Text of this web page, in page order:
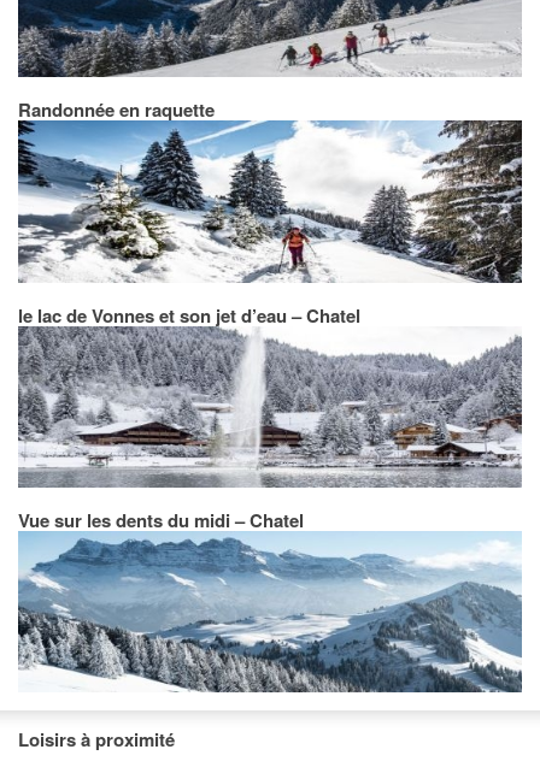
Randonnée en raquette
le lac de Vonnes et son jet d’eau – Chatel
Vue sur les dents du midi – Chatel
Loisirs à proximité